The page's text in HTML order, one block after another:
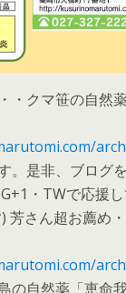
・クマ笹の自然
。是非、ブログ
・TWで応援
芳さん超お薦め
の自然薬「恵命